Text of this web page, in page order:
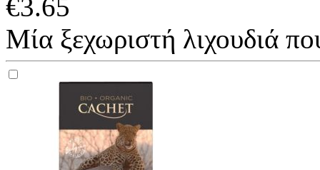
€3.65
Μία ξεχωριστή λιχουδιά